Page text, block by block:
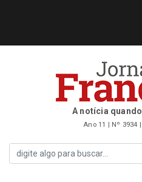
A notícia
Ano 11 | Nº 3934